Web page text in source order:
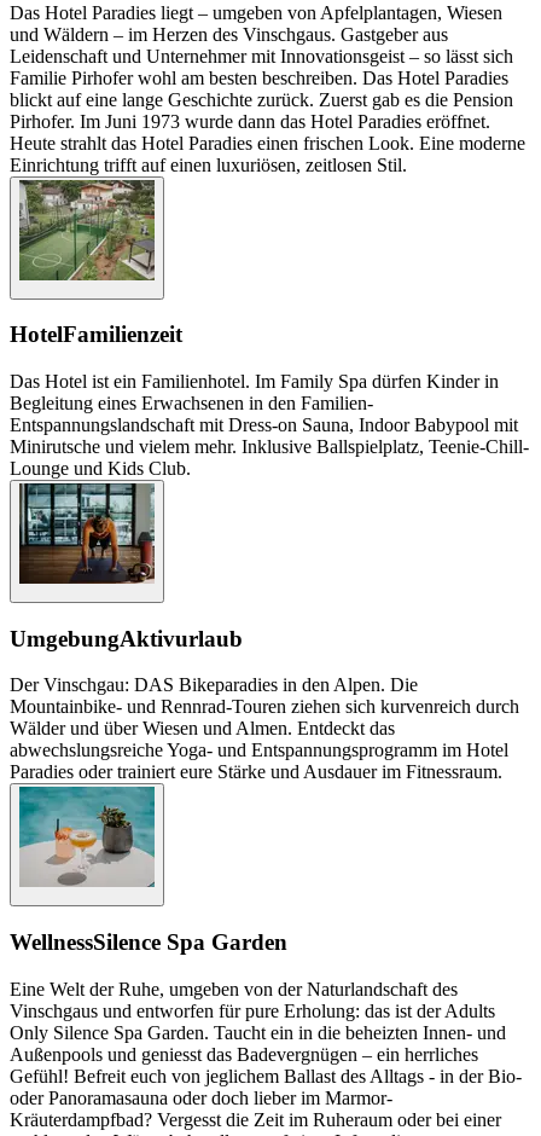
Das Hotel Paradies liegt – umgeben von Apfelplantagen, Wiesen
und Wäldern – im Herzen des Vinschgaus. Gastgeber aus
Leidenschaft und Unternehmer mit Innovationsgeist – so lässt sich
Familie Pirhofer wohl am besten beschreiben. Das Hotel Paradies
blickt auf eine lange Geschichte zurück. Zuerst gab es die Pension
Pirhofer. Im Juni 1973 wurde dann das Hotel Paradies eröffnet.
Heute strahlt das Hotel Paradies einen frischen Look. Eine moderne
Einrichtung trifft auf einen luxuriösen, zeitlosen Stil.
HotelFamilienzeit
Das Hotel ist ein Familienhotel. Im Family Spa dürfen Kinder in
Begleitung eines Erwachsenen in den Familien-
Entspannungslandschaft mit Dress-on Sauna, Indoor Babypool mit
Minirutsche und vielem mehr. Inklusive Ballspielplatz, Teenie-Chill-
Lounge und Kids Club.
UmgebungAktivurlaub
Der Vinschgau: DAS Bikeparadies in den Alpen. Die
Mountainbike- und Rennrad-Touren ziehen sich kurvenreich durch
Wälder und über Wiesen und Almen. Entdeckt das
abwechslungsreiche Yoga- und Entspannungsprogramm im Hotel
Paradies oder trainiert eure Stärke und Ausdauer im Fitnessraum.
WellnessSilence Spa Garden
Eine Welt der Ruhe, umgeben von der Naturlandschaft des
Vinschgaus und entworfen für pure Erholung: das ist der Adults
Only Silence Spa Garden. Taucht ein in die beheizten Innen- und
Außenpools und geniesst das Badevergnügen – ein herrliches
Gefühl! Befreit euch von jeglichem Ballast des Alltags - in der Bio-
oder Panoramasauna oder doch lieber im Marmor-
Kräuterdampfbad? Vergesst die Zeit im Ruheraum oder bei einer